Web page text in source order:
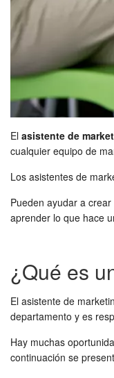
El asistente de
cualquier equipo de
Los asistentes de
Pueden ayudar a
aprender lo que hace
¿Qué es
El asistente de
departamento y es
Hay muchas
continuación se